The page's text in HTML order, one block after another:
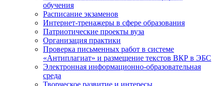
обучения
Расписание экзаменов
Интернет-тренажеры в сфере образования
Патриотические проекты вуза
Организация практики
Проверка письменных работ в системе
«Антиплагиат» и размещение текстов ВКР в ЭБС
Электронная информационно-образовательная
среда
Творческое развитие и интересы